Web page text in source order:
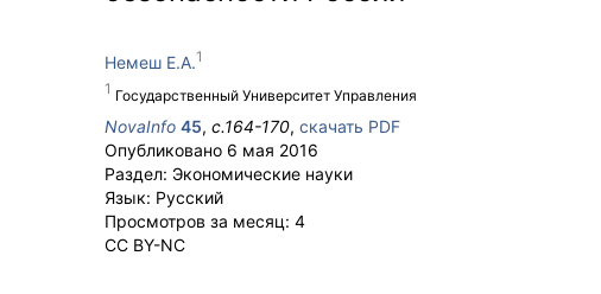
Немеш Е.А.
Государственный Университет Управления
NovaInfo 45, с.164-170, скачать PDF
Опубликовано 6 мая 2016
Раздел: Экономические науки
Язык: Русский
Просмотров за месяц: 4
CC BY-NC